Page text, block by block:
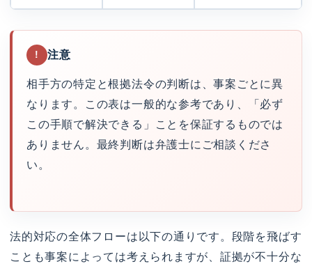
! 注意
相手方の特定と根拠法令の判断は、事案ごとに異
なります。この表は一般的な参考であり、「必ず
この手順で解決できる」ことを保証するものでは
ありません。最終判断は弁護士にご相談くださ
い。
法的対応の全体フローは以下の通りです。段階を飛ばす
ことも事案によっては考えられますが、証拠が不十分な